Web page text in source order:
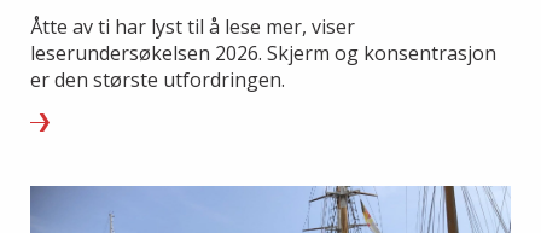
Åtte av ti har lyst til å lese mer, viser
leserundersøkelsen 2026. Skjerm og konsentrasjon
er den største utfordringen.